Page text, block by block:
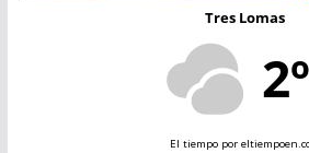
Tres Lomas
2º
El tiempopor